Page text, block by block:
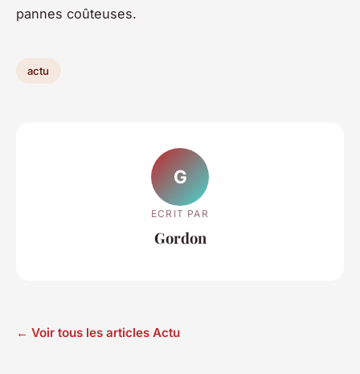
pannes coûteuses.
actu
G
ECRIT PAR
Gordon
← Voir tous les articles Actu